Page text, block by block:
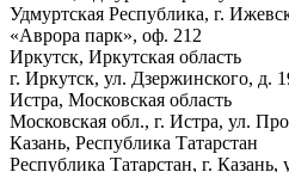
Удмуртская Республика, г.
«Аврора парк», оф. 212
Иркутск, Иркутская область
г. Иркутск, ул. Дзержинского, д.
Истра, Московская область
Московская обл., г. Истра, ул.
Казань, Республика Татарстан
Республика Татарстан, г. Казань,